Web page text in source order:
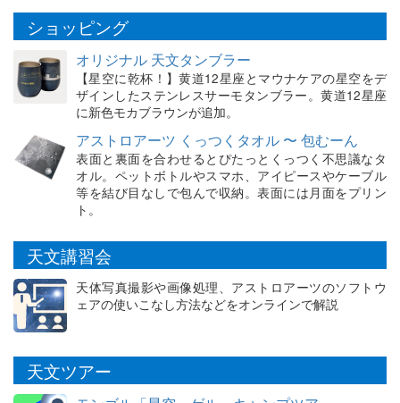
ショッピング
オリジナル 天文タンブラー
【星空に乾杯！】黄道12星座とマウナケアの星空をデ
ザインしたステンレスサーモタンブラー。黄道12星座
に新色モカブラウンが追加。
アストロアーツ くっつくタオル 〜 包むーん
表面と裏面を合わせるとぴたっとくっつく不思議なタ
オル。ペットボトルやスマホ、アイピースやケーブル
等を結び目なしで包んで収納。表面には月面をプリン
ト。
天文講習会
天体写真撮影や画像処理、アストロアーツのソフトウ
ェアの使いこなし方法などをオンラインで解説
天文ツアー